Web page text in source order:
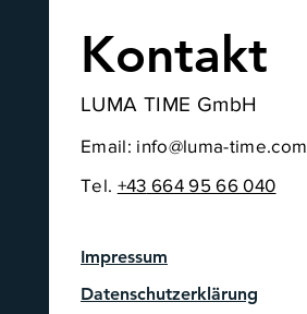
Kontakt
LUMA TIME GmbH
Email: info@luma-time.com
Tel. +43 664 95 66 040
Datenschutzerklärung
Impressum